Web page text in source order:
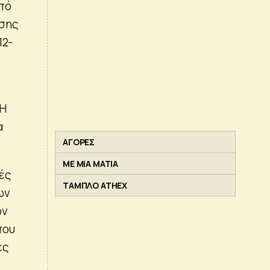
ΑΓΟΡΕΣ
ΜΕ ΜΙΑ ΜΑΤΙΑ
ΤΑΜΠΛΟ ATHEX